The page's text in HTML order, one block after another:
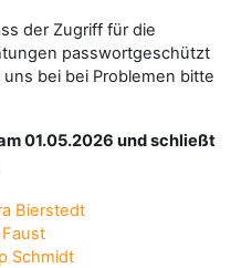
der Zugriff für die
passwortgeschützt
uns bei bei Problemen bitte
01.05.2026 und schließt
Bierstedt
Schmidt